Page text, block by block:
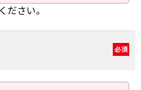
ださい。
必須